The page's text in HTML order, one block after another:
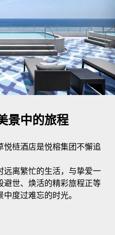
景中的旅程
悦梿酒店是悦榕集团不懈追
远离繁忙的生活，与挚爱一
避世、焕活的精彩旅程正等
度过难忘的时光。